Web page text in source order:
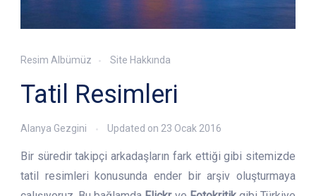
Resim Albümüz Site Hakkında
Tatil Resimleri
Alanya Gezgini Updated on 23 Ocak 2016
Bir süredir takipçi arkadaşların fark ettiği gibi sitemizde
tatil resimleri konusunda ender bir arşiv oluşturmaya